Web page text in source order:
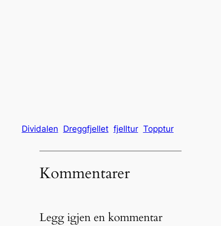
Dividalen Dreggfjellet fjelltur Topptur
Kommentarer
Legg igjen en kommentar